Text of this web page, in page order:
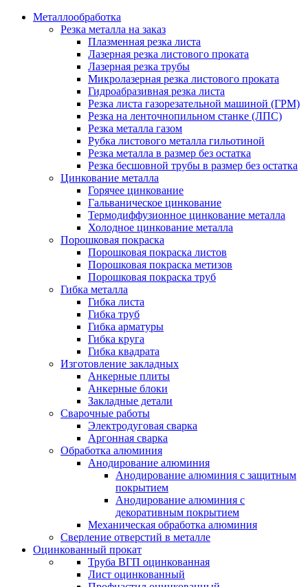
Металлообработка
Резка металла на заказ
Плазменная резка листа
Лазерная резка листового проката
Лазерная резка трубы
Микролазерная резка листового проката
Гидроабразивная резка листа
Резка листа газорезательной машиной (ГРМ)
Резка на ленточнопильном станке (ЛПС)
Резка металла газом
Рубка листового металла гильотиной
Резка металла в размер без остатка
Резка бесшовной трубы в размер без остатка
Цинкование металла
Горячее цинкование
Гальваническое цинкование
Термодиффузионное цинкование металла
Холодное цинкование металла
Порошковая покраска
Порошковая покраска листов
Порошковая покраска метизов
Порошковая покраска труб
Гибка металла
Гибка листа
Гибка труб
Гибка арматуры
Гибка круга
Гибка квадрата
Изготовление закладных
Анкерные плиты
Анкерные блоки
Закладные детали
Сварочные работы
Электродуговая сварка
Аргонная сварка
Обработка алюминия
Анодирование алюминия
Анодирование алюминия с защитным
покрытием
Анодирование алюминия с
декоративным покрытием
Механическая обработка алюминия
Сверление отверстий в металле
Оцинкованный прокат
Труба ВГП оцинкованная
Лист оцинкованный